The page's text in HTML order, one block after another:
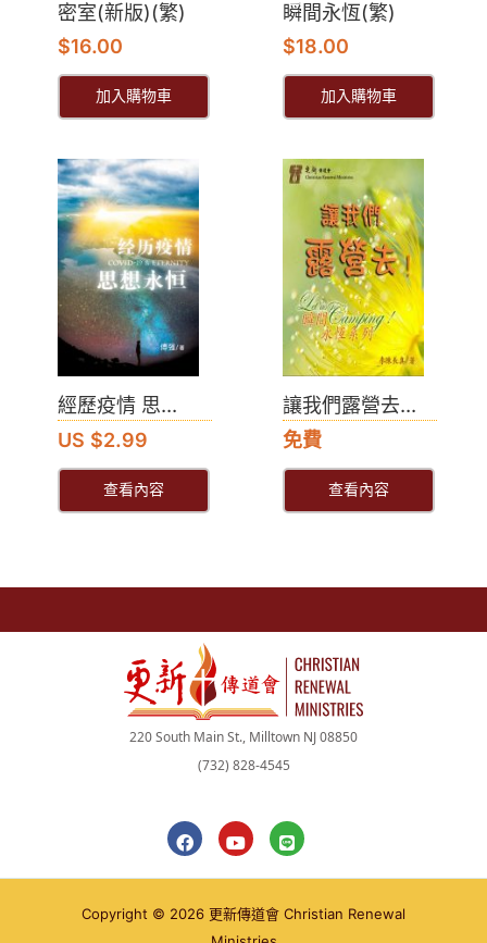
密室(新版)(繁)
$16.00
加入購物車
瞬間永恆(繁)
$18.00
加入購物車
經歷疫情 思...
US $2.99
查看內容
讓我們露營去...
免費
查看內容
220 South Main St., Milltown NJ 08850
(732) 828-4545
F
a
e
o
Y
o
t
b
e
L
i
e
Copyright © 2026 更新傳道會 Christian Renewal